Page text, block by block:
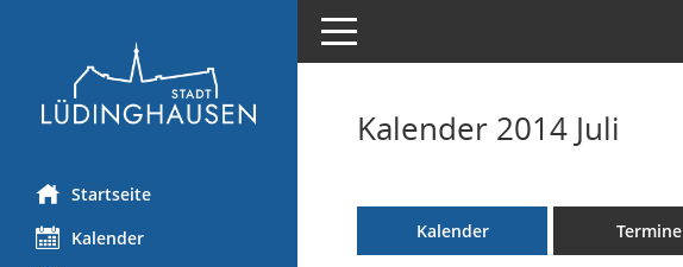
Startseite
Kalender
Toggle navigation
Kalender 2014 Juli
Kalender Termine